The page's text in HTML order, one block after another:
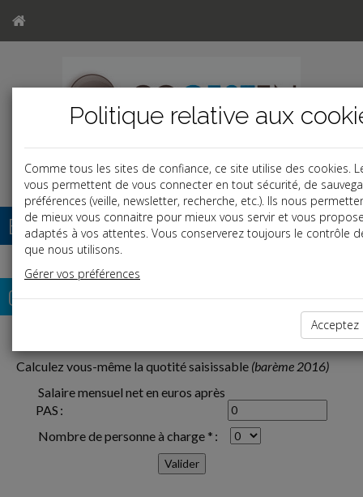
Base documentaire
Outils de calcul
Calculez vous-même la quotité saisissable (barème 2016)
Salaire mensuel net en euros après
PAS :
Nombre de personne à charge * :
Politique relative aux
Comme tous les sites de confiance, ce site utilise des cookies.
vous permettent de vous connecter en tout sécurité, de
préférences (veille, newsletter, recherche, etc.). Ils nous
de mieux vous connaitre pour mieux vous servir et vous
adaptés à vos attentes. Vous conserverez toujours le contrôle
que nous utilisons.
Gérer vos préférences